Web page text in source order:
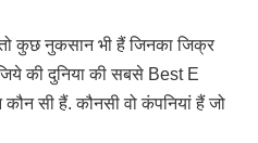
कुछ नुकसान भी हैं जिनका जिक्र
की दुनिया की सबसे Best E
सी हैं. कौनसी वो कंपनियां हैं जो